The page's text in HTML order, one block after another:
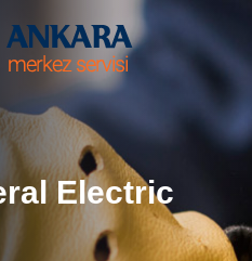
Electric